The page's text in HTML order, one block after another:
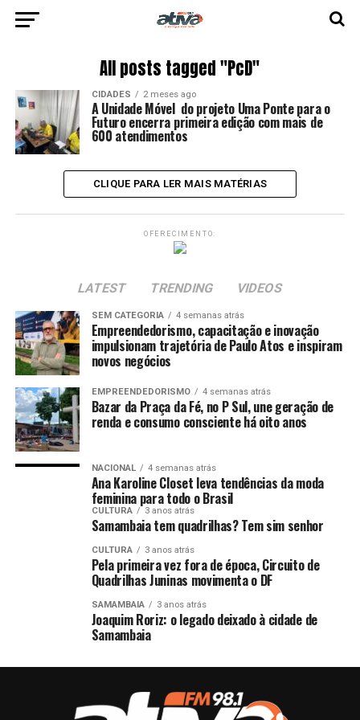
All posts tagged "PcD"
CIDADES 2 meses ago
A Unidade Móvel do projeto Uma Ponte para o
Futuro encerra primeira edição com mais de
600 atendimentos
CLIQUE PARA LER MAIS MATÉRIAS
OFERECIMENTO:
LATEST TRENDING VIDEOS
SEM CATEGORIA 4 semanas atrás
Empreendedorismo, capacitação e inovação
impulsionam trajetória de Paulo Atos e inspiram
novos negócios
EMPREENDEDORISMO 4 semanas atrás
Bazar da Praça da Fé, no P Sul, une geração de
renda e consumo consciente há oito anos
NACIONAL 4 semanas atrás
Ana Karoline Closet leva tendências da moda
feminina para todo o Brasil
CULTURA 3 anos atrás
Samambaia tem quadrilhas? Tem sim senhor
CULTURA 3 anos atrás
Pela primeira vez fora de época, Circuito de
Quadrilhas Juninas movimenta o DF
SAMAMBAIA 3 anos atrás
Joaquim Roriz: o legado deixado à cidade de
Samambaia